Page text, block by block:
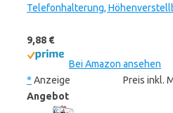
Telefonhalterung,
9,88 €
Bei Amazon ansehen
* Anzeige
Preis inkl.
Angebot